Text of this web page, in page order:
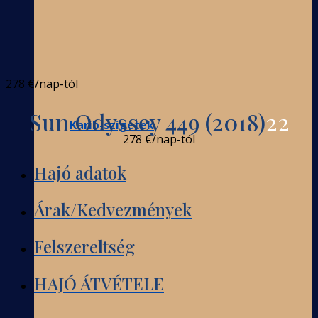
Karib-szigetek
278 €/nap-tól
Sun Odyssey 449 (2018)22
278 €/nap-tól
Hajó adatok
Árak/Kedvezmények
Felszereltség
HAJÓ ÁTVÉTELE